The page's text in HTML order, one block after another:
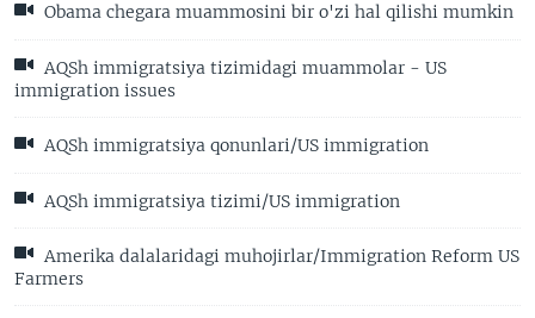
Obama chegara muammosini bir o'zi hal qilishi mumkin
AQSh immigratsiya tizimidagi muammolar - US
immigration issues
AQSh immigratsiya qonunlari/US immigration
AQSh immigratsiya tizimi/US immigration
Amerika dalalaridagi muhojirlar/Immigration Reform US
Farmers